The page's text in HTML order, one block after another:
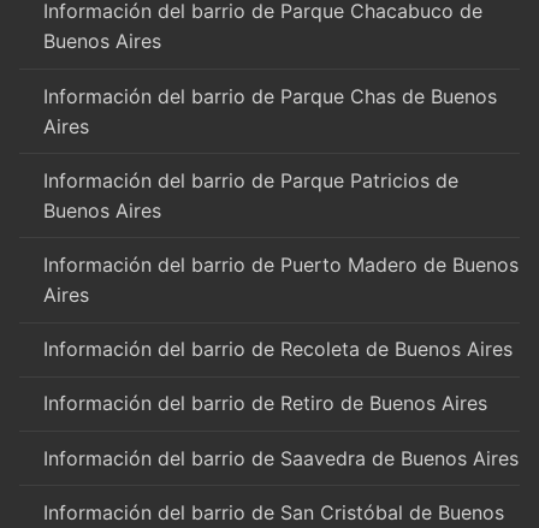
Información del barrio de Parque Chacabuco de
Buenos Aires
Información del barrio de Parque Chas de Buenos
Aires
Información del barrio de Parque Patricios de
Buenos Aires
Información del barrio de Puerto Madero de Buenos
Aires
Información del barrio de Recoleta de Buenos Aires
Información del barrio de Retiro de Buenos Aires
Información del barrio de Saavedra de Buenos Aires
Información del barrio de San Cristóbal de Buenos